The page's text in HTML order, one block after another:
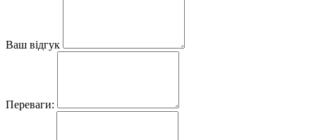
Ваш відгук
Переваги: